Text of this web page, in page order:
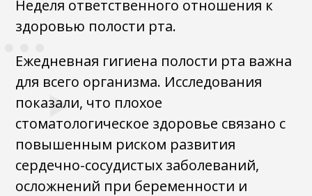
Неделя ответственного отношения к
здоровью полости рта.
Ежедневная гигиена полости рта важна
для всего организма. Исследования
показали, что плохое
стоматологическое здоровье связано с
повышенным риском развития
сердечно-сосудистых заболеваний,
осложнений при беременности и